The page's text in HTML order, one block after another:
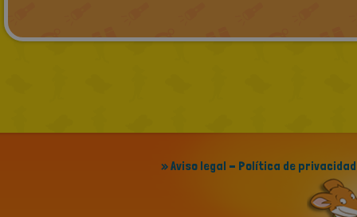
» Aviso legal - Política de privacidad